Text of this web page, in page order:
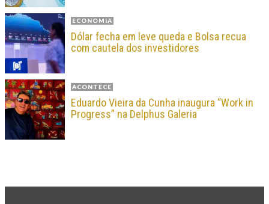
ECONOMIA
Dólar fecha em leve queda e Bolsa recua
com cautela dos investidores
ACONTECE
Eduardo Vieira da Cunha inaugura “Work in
Progress” na Delphus Galeria